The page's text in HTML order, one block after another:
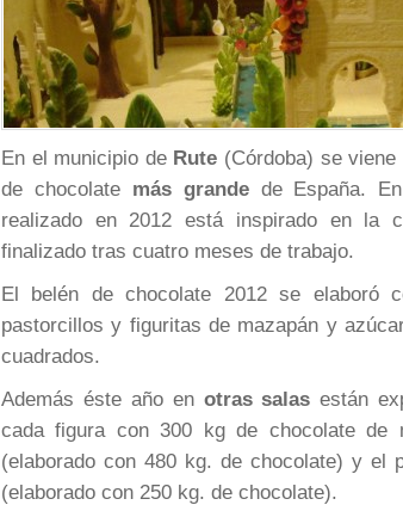
En el municipio deRute (Córdoba) se
de chocolate más grandede España.
realizado en 2012 está inspirado en la
finalizado tras cuatro meses de trabajo.
El belén de chocolate 2012 se elaboró
pastorcillos y figuritas de mazapán y
cuadrados.
Además éste año en otras salas están
cada figura con 300 kg de chocolate de
(elaborado con 480 kg. de chocolate) y el
(elaborado con 250 kg. de chocolate).